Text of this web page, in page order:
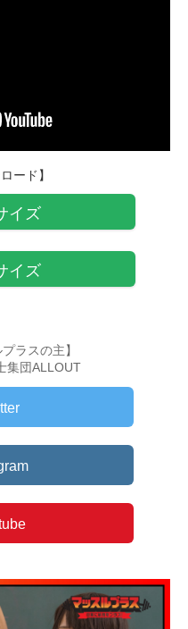
ード】
イズ
イズ
ラスの主】
集団ALLOUT